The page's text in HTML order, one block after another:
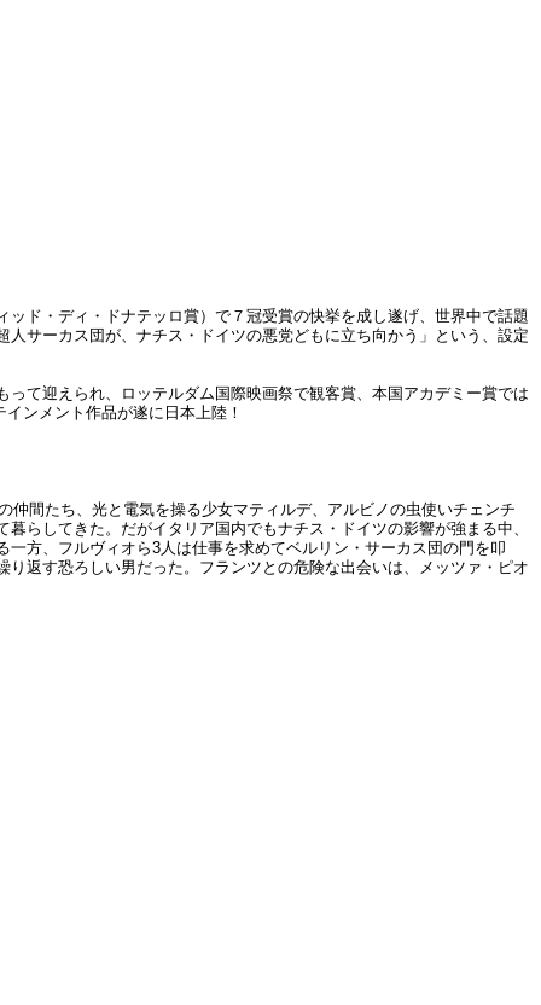
ド・ディ・ドナテッロ賞）で７冠受賞の快挙を成し遂げ、世界中で話題
サーカス団が、ナチス・ドイツの悪党どもに立ち向かう」という、設定
て迎えられ、ロッテルダム国際映画祭で観客賞、本国アカデミー賞では
ンメント作品が遂に日本上陸！
間たち、光と電気を操る少女マティルデ、アルビノの虫使いチェンチ
らしてきた。だがイタリア国内でもナチス・ドイツの影響が強まる中、
方、フルヴィオら3人は仕事を求めてベルリン・サーカス団の門を叩
返す恐ろしい男だった。フランツとの危険な出会いは、メッツァ・ピオ